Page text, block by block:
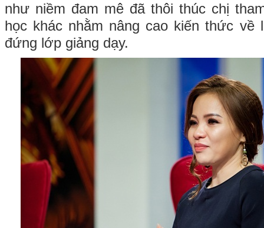
như niềm đam mê đã thôi thúc chị
học khác nhằm nâng cao kiến thức về
đứng lớp giảng dạy.